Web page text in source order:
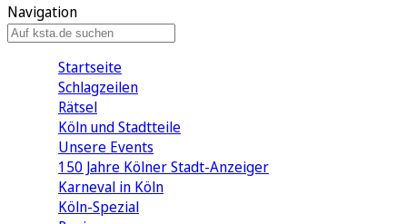
Navigation
Startseite
Schlagzeilen
Rätsel
Köln und Stadtteile
Unsere Events
150 Jahre Kölner Stadt-Anzeiger
Karneval in Köln
Köln-Spezial